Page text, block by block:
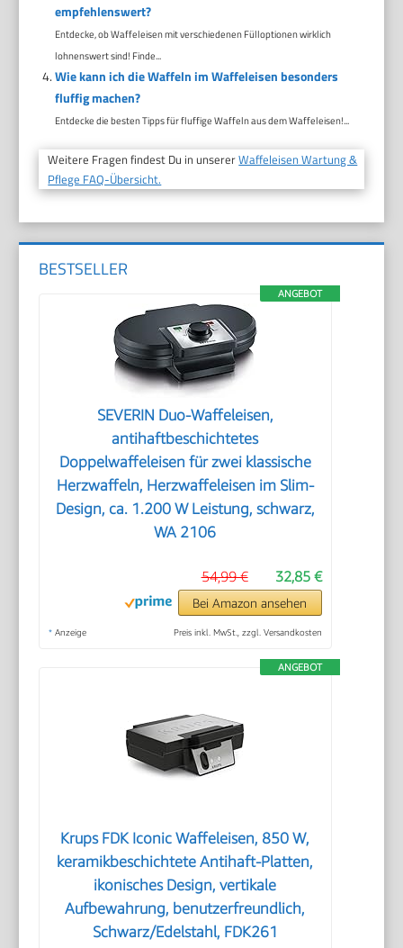
empfehlenswert?
Entdecke, ob Waffeleisen mit verschiedenen Fülloptionen wirklich
lohnenswert sind! Finde...
Wie kann ich die Waffeln im Waffeleisen besonders
fluffig machen?
Entdecke die besten Tipps für fluffige Waffeln aus dem Waffeleisen!...
Weitere Fragen findest Du in unsererWaffeleisen Wartung &
Pflege FAQ-Übersicht.
BESTSELLER
ANGEBOT
SEVERIN Duo-Waffeleisen,
antihaftbeschichtetes
Doppelwaffeleisen für zwei klassische
Herzwaffeln, Herzwaffeleisen im Slim-
Design, ca. 1.200 W Leistung, schwarz,
WA 2106
32,85 €
54,99 €
Bei Amazon ansehen
* Anzeige Preis inkl. MwSt., zzgl. Versandkosten
ANGEBOT
Krups FDK Iconic Waffeleisen, 850 W,
keramikbeschichtete Antihaft-Platten,
ikonisches Design, vertikale
Aufbewahrung, benutzerfreundlich,
Schwarz/Edelstahl, FDK261